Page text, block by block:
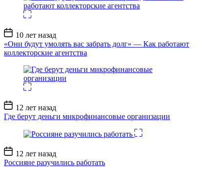
Дата
записи
10 лет назад
«Они будут умолять вас забрать долг» — Как работают
коллекторские агентства
Дата
записи
12 лет назад
Где берут деньги микрофинансовые организации
Дата
записи
12 лет назад
Россияне разучились работать